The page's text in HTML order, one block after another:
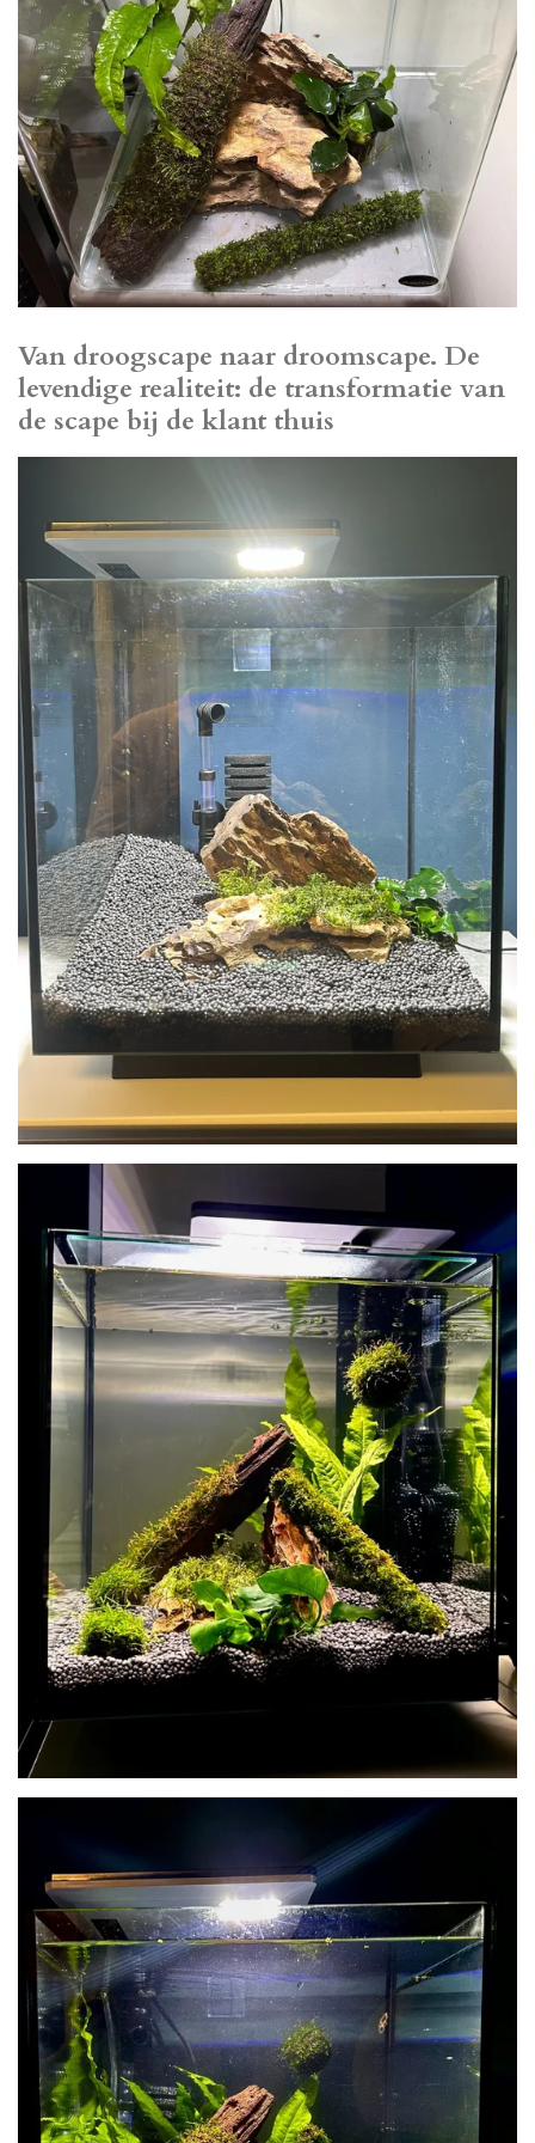
Van droogscape naar droomscape. De
levendige realiteit: de transformatie van
de scape bij de klant thuis